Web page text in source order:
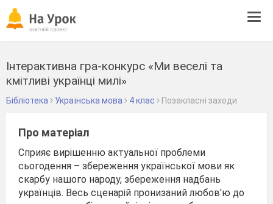
Інтерактивна гра-конкурс «Ми веселі та
кмітливі українці милі»
Бібліотека Українська мова 4 клас Позакласні заходи
Про матеріал
Сприяє вирішенню актуальної проблеми
сьогодення – збереження української мови як
скарбу нашого народу, збереження надбань
українців. Весь сценарій пронизаний любов'ю до